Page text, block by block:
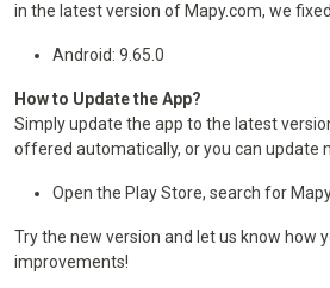
in the latest version of Mapy.com, we
Android: 9.65.0
How to Update the App?
Simply update the app to the latest
offered automatically, or you can update
Open the Play Store, search for
Try the new version and let us know how
improvements!